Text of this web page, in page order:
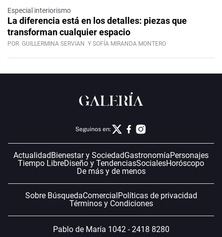
Especial interiorismo
La diferencia está en los detalles: piezas que
transforman cualquier espacio
POR GUILLERMINA SERVIAN Y SOFÍA MIRANDA MONTERO
Seguinos en:
Actualidad Bienestar y SociedadGastronomíaPersonajes
Tiempo LibreDiseño y TendenciasSocialesHoróscopo
De más y de menos
Sobre BúsquedaComercial Políticas de privacidad
Términos y Condiciones
Pablo de María 1042 - 2418 8280